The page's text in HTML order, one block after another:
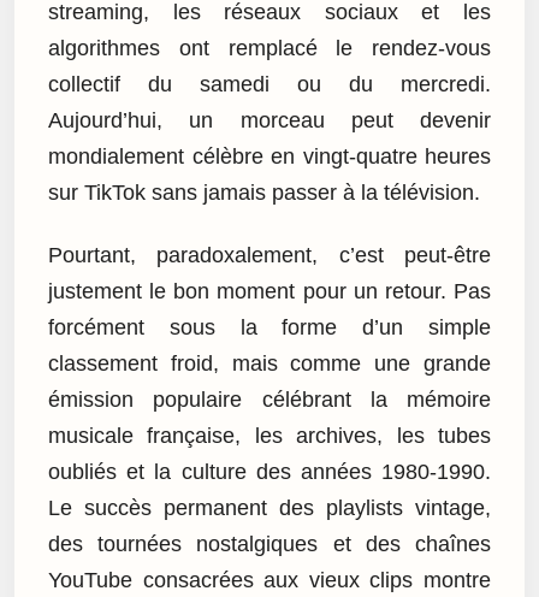
streaming, les réseaux sociaux et les
algorithmes ont remplacé le rendez-vous
collectif du samedi ou du mercredi.
Aujourd’hui, un morceau peut devenir
mondialement célèbre en vingt-quatre heures
sur TikTok sans jamais passer à la télévision.
Pourtant, paradoxalement, c’est peut-être
justement le bon moment pour un retour. Pas
forcément sous la forme d’un simple
classement froid, mais comme une grande
émission populaire célébrant la mémoire
musicale française, les archives, les tubes
oubliés et la culture des années 1980-1990.
Le succès permanent des playlists vintage,
des tournées nostalgiques et des chaînes
YouTube consacrées aux vieux clips montre